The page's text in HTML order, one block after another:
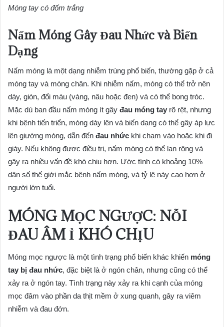
Móng tay có đốm trắng
Nấm Móng Gây Đau Nhức và Biến
Dạng
Nấm móng là một dạng nhiễm trùng phổ biến, thường gặp ở cả
móng tay và móng chân. Khi nhiễm nấm, móng có thể trở nên
dày, giòn, đổi màu (vàng, nâu hoặc đen) và có thể bong tróc.
Mặc dù ban đầu nấm móng ít gây đau móng tay rõ rệt, nhưng
khi bệnh tiến triển, móng dày lên và biến dạng có thể gây áp lực
lên giường móng, dẫn đến đau nhức khi chạm vào hoặc khi đi
giày. Nếu không được điều trị, nấm móng có thể lan rộng và
gây ra nhiều vấn đề khó chịu hơn. Ước tính có khoảng 10%
dân số thế giới mắc bệnh nấm móng, và tỷ lệ này cao hơn ở
người lớn tuổi.
MÓNG MỌC NGƯỢC: NỖI
ĐAU ÂM Ỉ KHÓ CHỊU
Móng mọc ngược là một tình trạng phổ biến khác khiến móng
tay bị đau nhức, đặc biệt là ở ngón chân, nhưng cũng có thể
xảy ra ở ngón tay. Tình trạng này xảy ra khi cạnh của móng
mọc đâm vào phần da thịt mềm ở xung quanh, gây ra viêm
nhiễm và đau đớn.